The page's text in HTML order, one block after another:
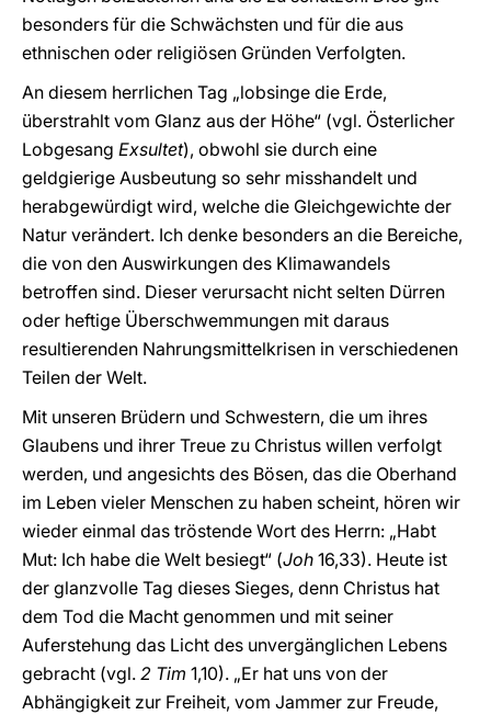
besonders für die Schwächsten und für die aus
ethnischen oder religiösen Gründen Verfolgten.
An diesem herrlichen Tag „lobsinge die Erde,
überstrahlt vom Glanz aus der Höhe“ (vgl. Österlicher
Lobgesang Exsultet), obwohl sie durch eine
geldgierige Ausbeutung so sehr misshandelt und
herabgewürdigt wird, welche die Gleichgewichte der
Natur verändert. Ich denke besonders an die Bereiche,
die von den Auswirkungen des Klimawandels
betroffen sind. Dieser verursacht nicht selten Dürren
oder heftige Überschwemmungen mit daraus
resultierenden Nahrungsmittelkrisen in verschiedenen
Teilen der Welt.
Mit unseren Brüdern und Schwestern, die um ihres
Glaubens und ihrer Treue zu Christus willen verfolgt
werden, und angesichts des Bösen, das die Oberhand
im Leben vieler Menschen zu haben scheint, hören wir
wieder einmal das tröstende Wort des Herrn: „Habt
Mut: Ich habe die Welt besiegt“ (Joh 16,33). Heute ist
der glanzvolle Tag dieses Sieges, denn Christus hat
dem Tod die Macht genommen und mit seiner
Auferstehung das Licht des unvergänglichen Lebens
gebracht (vgl. 2 Tim 1,10). „Er hat uns von der
Abhängigkeit zur Freiheit, vom Jammer zur Freude,